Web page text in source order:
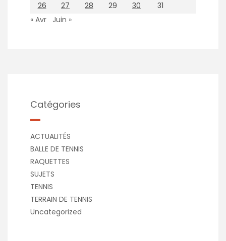
26
27 28 29 30
31
« Avr
Juin »
Catégories
ACTUALITÉS
BALLE DE TENNIS
RAQUETTES
SUJETS
TENNIS
TERRAIN DE TENNIS
Uncategorized